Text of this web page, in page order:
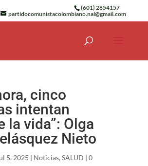
(601) 2854157
partidocomunistacolombiano.nal@gmail.com
cinco
intentan
la vida”: Olga
Nieto
5, 2025 | Noticias, SALUD | 0